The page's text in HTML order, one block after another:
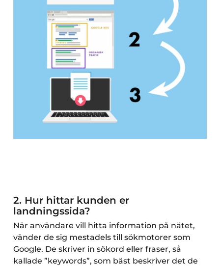
2. Hur hittar kunden er
landningssida?
När användare vill hitta information på nätet,
vänder de sig mestadels till sökmotorer som
Google. De skriver in sökord eller fraser, så
kallade ”keywords”, som bäst beskriver det de